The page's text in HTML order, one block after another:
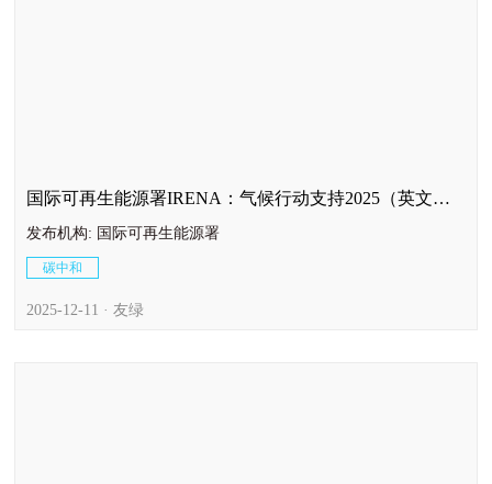
国际可再生能源署IRENA：气候行动支持2025（英文
版）
发布机构: 国际可再生能源署
碳中和
2025-12-11 · 友绿